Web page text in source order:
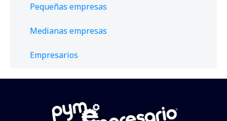
Pequeñas empresas
Medianas empresas
Empresarios